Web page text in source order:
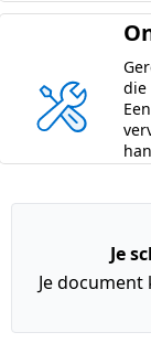
die
Je
Je